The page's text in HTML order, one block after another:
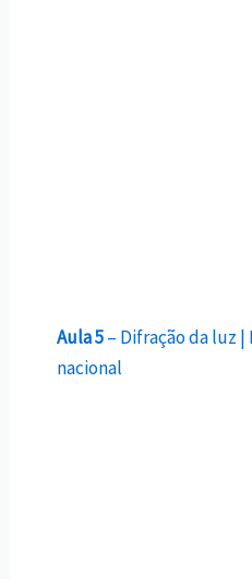
Aula 5– Difração da luz |
nacional